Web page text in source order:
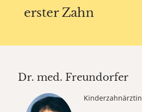
erster Zahn
Dr. med. Freundorfer
Kinderzahnärztin